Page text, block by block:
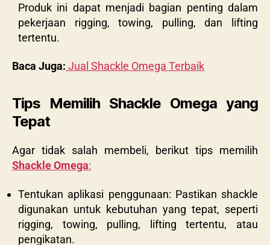
Produk ini dapat menjadi bagian penting dalam
pekerjaan rigging, towing, pulling, dan lifting
tertentu.
Baca Juga: Jual Shackle Omega Terbaik
Tips Memilih Shackle Omega yang
Tepat
Agar tidak salah membeli, berikut tips memilih
Shackle Omega:
Tentukan aplikasi penggunaan: Pastikan shackle
digunakan untuk kebutuhan yang tepat, seperti
rigging, towing, pulling, lifting tertentu, atau
pengikatan.